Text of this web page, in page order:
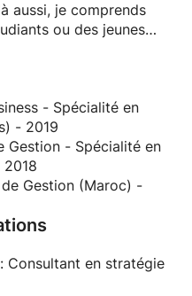
aussi, je comprends
ou des jeunes
autant de
- Spécialité en
- 2019
Gestion - Spécialité en
Gestion (Maroc) -
Consultant en stratégie